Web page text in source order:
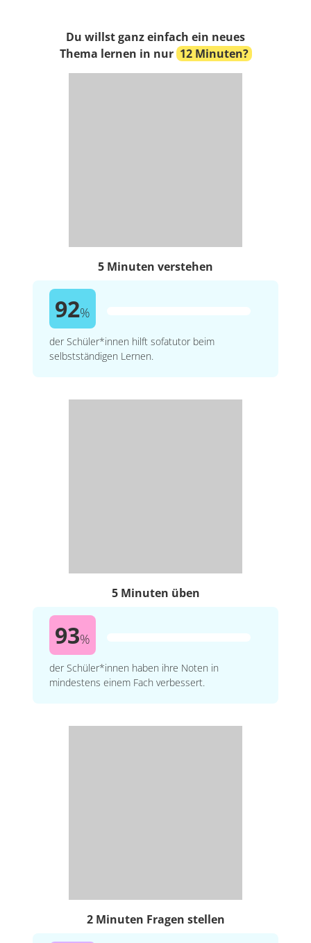
Du willst ganz einfach ein neues
Thema lernen in nur 12 Minuten?
5 Minuten verstehen
92%
der Schüler*innen hilft sofatutor beim
selbstständigen Lernen.
5 Minuten üben
93%
der Schüler*innen haben ihre Noten in
mindestens einem Fach verbessert.
2 Minuten Fragen stellen